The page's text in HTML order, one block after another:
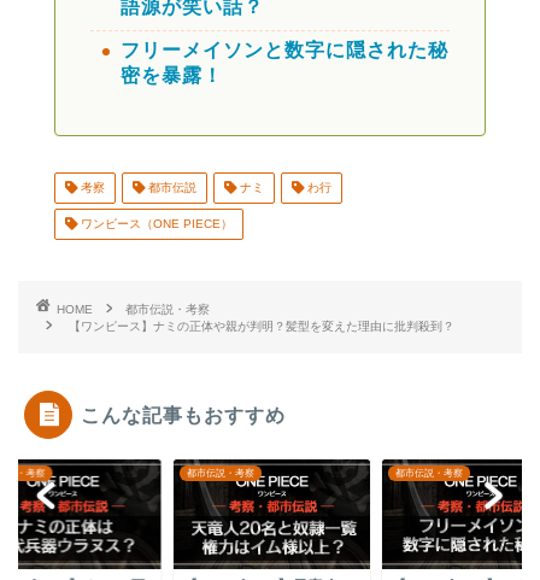
語源が笑い話？
フリーメイソンと数字に隠された秘
密を暴露！
考察 都市伝説 ナミ わ行
ワンピース（ONE PIECE）
HOME
都市伝説・考察
【ワンピース】ナミの正体や親が判明？髪型を変えた理由に批判殺到？
こんな記事もおすすめ
説・考察 都市伝説・考察 都市伝説・考察